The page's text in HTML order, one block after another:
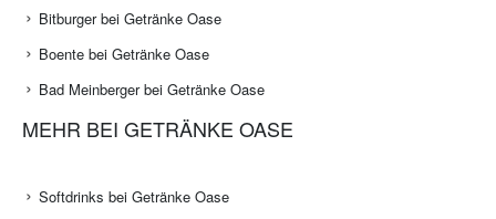
Bitburger bei Getränke Oase
Boente bei Getränke Oase
Bad Meinberger bei Getränke Oase
MEHR BEI GETRÄNKE OASE
Softdrinks bei Getränke Oase